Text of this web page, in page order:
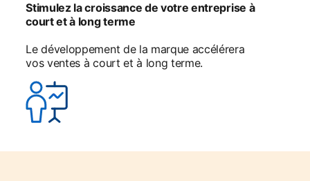
Stimulez la croissance de votre entreprise à
court et à long terme
Le développement de la marque accélérera
vos ventes à court et à long terme.